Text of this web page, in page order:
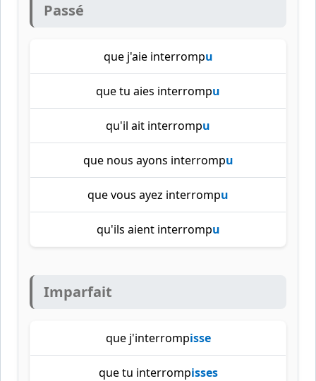
Passé
que j'aie interrompu
que tu aies interrompu
qu'il ait interrompu
que nous ayons interrompu
que vous ayez interrompu
qu'ils aient interrompu
Imparfait
que j'interrompisse
que tu interrompisses